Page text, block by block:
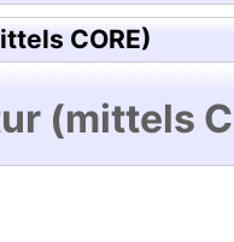
CORE)
(mittels